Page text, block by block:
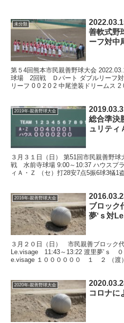
未分類
善軟式野
ーフ対中
第５4回熊本市民親善野球大会
球場 2回戦 Ｄパート ダブルリーフ対
リーフ 0 0 2 0 2 中尾塗装ドリームス
2019年-親善野球大会
総合準決
ュリティ
３月３１日（日） 第51回市民親善野
戦 水前寺球場 9:00～10:37 ハウスプ
ィＡ・Ｚ （セ）打28安7点5振6球3犠1
2016年-親善野球大会
ブロック
夢‘ｓ対
３月２０日（日） 市民親善ブロック
Le.visage 11:43～13:22 渡里夢’ｓ
e.visage １００００００ １ ２ （渡
2020年-親善野球大会
2020.03.28 市民親善野
コロナに